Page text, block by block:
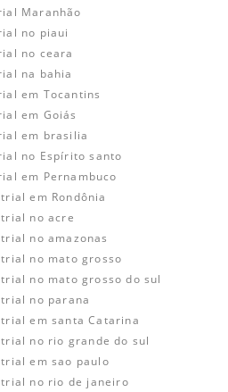
Maranhão
no piaui
no ceara
na bahia
em Tocantins
em Goiás
em brasilia
no Espírito santo
em Pernambuco
em Rondônia
no acre
no amazonas
no mato grosso
no mato grosso do sul
no parana
em santa Catarina
no rio grande do sul
em sao paulo
no rio de janeiro